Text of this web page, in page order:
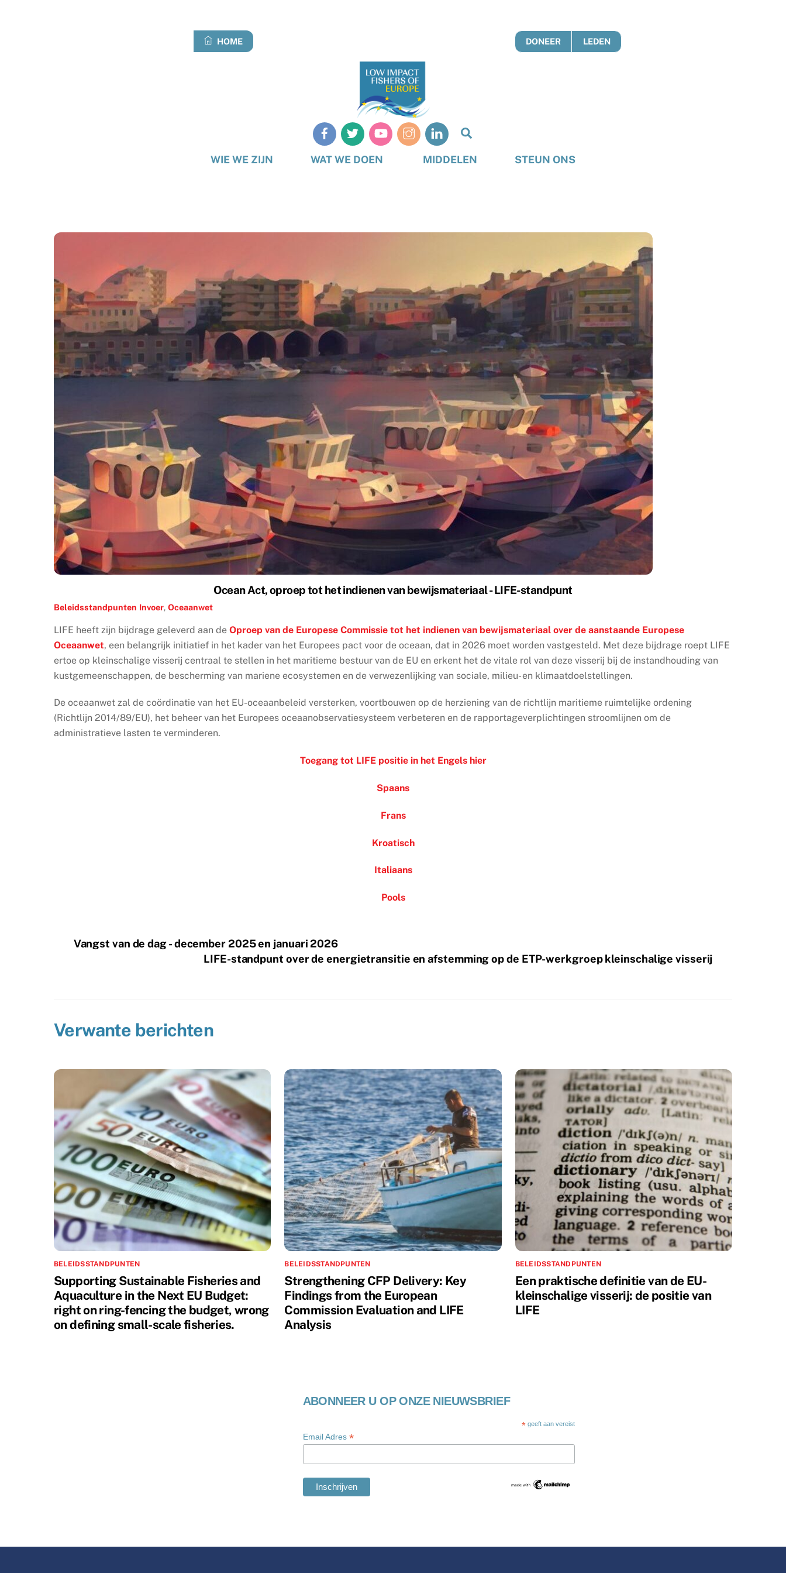
HOME DONEER LEDEN
WIE WE ZIJN WAT WE DOEN MIDDELEN STEUN ONS
Ocean Act, oproep tot het indienen van bewijsmateriaal - LIFE-standpunt
Beleidsstandpunten Invoer, Oceaanwet
LIFE heeft zijn bijdrage geleverd aan de Oproep van de Europese Commissie tot het indienen van bewijsmateriaal over de aanstaande Europese
Oceaanwet, een belangrijk initiatief in het kader van het Europees pact voor de oceaan, dat in 2026 moet worden vastgesteld. Met deze bijdrage roept LIFE
ertoe op kleinschalige visserij centraal te stellen in het maritieme bestuur van de EU en erkent het de vitale rol van deze visserij bij de instandhouding van
kustgemeenschappen, de bescherming van mariene ecosystemen en de verwezenlijking van sociale, milieu- en klimaatdoelstellingen.
De oceaanwet zal de coördinatie van het EU-oceaanbeleid versterken, voortbouwen op de herziening van de richtlijn maritieme ruimtelijke ordening
(Richtlijn 2014/89/EU), het beheer van het Europees oceaanobservatiesysteem verbeteren en de rapportageverplichtingen stroomlijnen om de
administratieve lasten te verminderen.
Toegang tot LIFE positie in het Engels hier
Spaans
Frans
Kroatisch
Italiaans
Pools
Vangst van de dag - december 2025 en januari 2026
LIFE-standpunt over de energietransitie en afstemming op de ETP-werkgroep kleinschalige visserij
Verwante berichten
BELEIDSSTANDPUNTEN
Supporting Sustainable Fisheries and
Aquaculture in the Next EU Budget:
right on ring-fencing the budget, wrong
on defining small-scale fisheries.
BELEIDSSTANDPUNTEN
Strengthening CFP Delivery: Key
Findings from the European
Commission Evaluation and LIFE
Analysis
BELEIDSSTANDPUNTEN
Een praktische definitie van de EU-
kleinschalige visserij: de positie van
LIFE
ABONNEER U OP ONZE NIEUWSBRIEF
* geeft aan vereist
Email Adres *